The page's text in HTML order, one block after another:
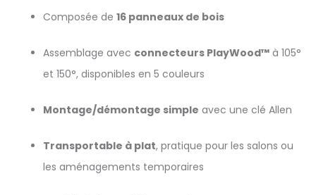
Composée de 16 panneaux de bois
Assemblage avec connecteurs PlayWood™ à 105°
et 150°, disponibles en 5 couleurs
Montage/démontage simple avec une clé Allen
Transportable à plat, pratique pour les salons ou
les aménagements temporaires